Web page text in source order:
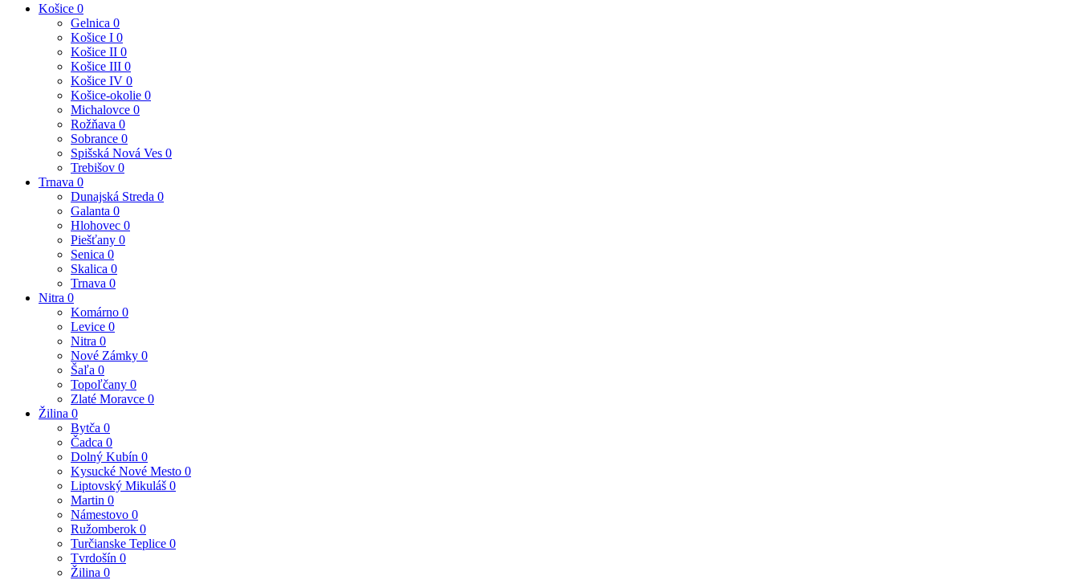
Košice 0
Gelnica 0
Košice I 0
Košice II 0
Košice III 0
Košice IV 0
Košice-okolie 0
Michalovce 0
Rožňava 0
Sobrance 0
Spišská Nová Ves 0
Trebišov 0
Trnava 0
Dunajská Streda 0
Galanta 0
Hlohovec 0
Piešťany 0
Senica 0
Skalica 0
Trnava 0
Nitra 0
Komárno 0
Levice 0
Nitra 0
Nové Zámky 0
Šaľa 0
Topoľčany 0
Zlaté Moravce 0
Žilina 0
Bytča 0
Čadca 0
Dolný Kubín 0
Kysucké Nové Mesto 0
Liptovský Mikuláš 0
Martin 0
Námestovo 0
Ružomberok 0
Turčianske Teplice 0
Tvrdošín 0
Žilina 0